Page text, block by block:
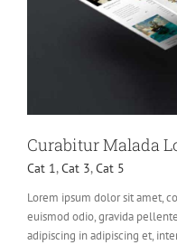
Curabitur Malada
Cat 1,Cat 3,Cat 5
Lorem ipsum dolor sit amet,
euismod odio, gravida
adipiscing in adipiscing et,